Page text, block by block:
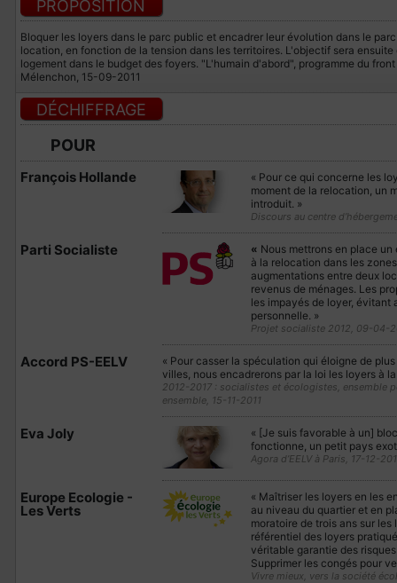
PROPOSITION
Bloquer les loyers dans le parc public et encadrer leur évolution dans le
location, en fonction de la tension dans les territoires. L'objectif sera
logement dans le budget des foyers. "L'humain d'abord", programme du
Mélenchon, 15-09-2011
DÉCHIFFRAGE
POUR
François Hollande
« Pour ce qui concerne les
moment de la relocation, un
introduit. »
Discours au centre
Parti Socialiste « Nous mettrons en place
à la relocation dans les
augmentations entre deux
revenus de ménages. Les
les impayés de loyer, évitant
personnelle. »
Projet socialiste 2012, 09-04-
Accord PS-EELV
« Pour casser la spéculation qui éloigne de
villes, nous encadrerons par la loi les loyers à
2012-2017 : socialistes et écologistes, ensemble
ensemble, 15-11-2011
Eva Joly
« [Je suis favorable à un]
fonctionne, un petit pays
Agora d’EELV à Paris, 17-12-
Europe Ecologie -
Les Verts
« Maîtriser les loyers en les
au niveau du quartier et en
moratoire de trois ans sur les
référentiel des loyers
véritable garantie des
Supprimer les congés pour
Vivre mieux, vers la société